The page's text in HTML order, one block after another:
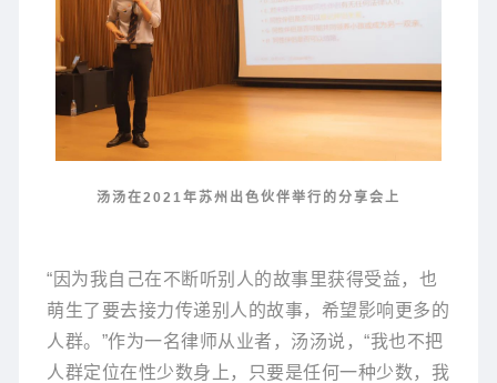
汤汤在2021年苏州出色伙伴举行的分享会上
“因为我自己在不断听别人的故事里获得受益，也
萌生了要去接力传递别人的故事，希望影响更多的
人群。”作为一名律师从业者，汤汤说，“我也不把
人群定位在性少数身上，只要是任何一种少数，我